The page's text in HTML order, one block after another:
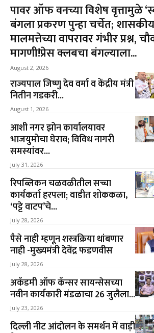
पावर ऑफ वनच्या विशेष वृत्तामुळे
बंगला प्रकरण पुन्हा चर्चेत; शासकीय
मालमत्तेच्या वापरावर गंभीर प्रश्न,
मागणी!प्रेस क्लबचा बंगल्याला...
August 2, 2026
राज्यपाल जिष्णु देव वर्मा व केंद्रीय मंत्री
नितीन गडकरी...
August 1, 2026
आशी नगर झोन कार्यालयावर
भाजयुमोचा घेराव; विविध नागरी
समस्यांवर...
July 31, 2026
रिपब्लिकन चळवळीतील सच्चा
कार्यकर्ता हरपला; वाडीत शोककळा,
‘पट्टे वाटप’चे...
July 28, 2026
पैसे नाही म्हणून शस्त्रक्रिया थांबणार
नाही -मुख्यमंत्री देवेंद्र फडणवीस
July 28, 2026
अकॅडमी ऑफ कॅन्सर सायन्सेसच्या
नवीन कार्यकारी मंडळाचा 26 जुलैला...
July 23, 2026
दिल्ली नीट आंदोलन के समर्थन में वाड़ी